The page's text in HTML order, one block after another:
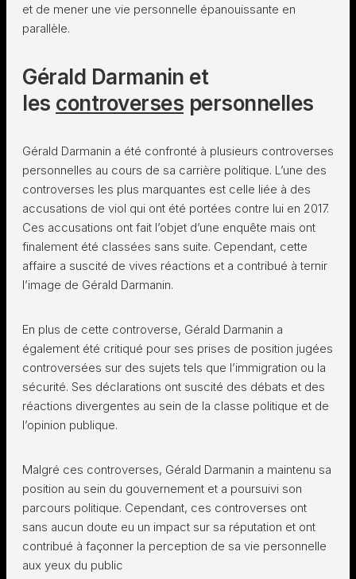
et de mener une vie personnelle épanouissante en
parallèle.
Gérald Darmanin et
les controverses personnelles
Gérald Darmanin a été confronté à plusieurs controverses
personnelles au cours de sa carrière politique. L’une des
controverses les plus marquantes est celle liée à des
accusations de viol qui ont été portées contre lui en 2017.
Ces accusations ont fait l’objet d’une enquête mais ont
finalement été classées sans suite. Cependant, cette
affaire a suscité de vives réactions et a contribué à ternir
l’image de Gérald Darmanin.
En plus de cette controverse, Gérald Darmanin a
également été critiqué pour ses prises de position jugées
controversées sur des sujets tels que l’immigration ou la
sécurité. Ses déclarations ont suscité des débats et des
réactions divergentes au sein de la classe politique et de
l’opinion publique.
Malgré ces controverses, Gérald Darmanin a maintenu sa
position au sein du gouvernement et a poursuivi son
parcours politique. Cependant, ces controverses ont
sans aucun doute eu un impact sur sa réputation et ont
contribué à façonner la perception de sa vie personnelle
aux yeux du public